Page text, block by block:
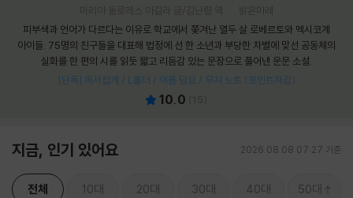
피부색과 언어가 다르다는 이유로 학교에서 쫓겨난 열두 살 로베르토와 멕시코계
아이들. 75명의 친구들을 대표해 법정에 선 한 소년과 부당한 차별에 맞선 공동체의
실화를 한 편의 시를 읽듯 짧고 리듬감 있는 문장으로 풀어낸 운문 소설.
[단독] 독서집게 / L홀더 / 여름 담요 / 무지 노트 (포인트차감)
10.0
지금, 인기 있어요 2026.08.08 07:27 기준
전체 10대 20대 30대 40대 50대